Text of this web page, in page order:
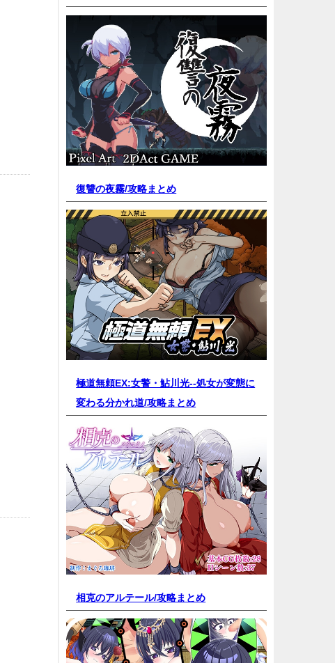
復讐の夜霧/攻略まとめ
極道無頼EX:女警・鮎川光--処女が変態に
変わる分かれ道/攻略まとめ
相克のアルテール/攻略まとめ